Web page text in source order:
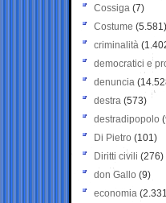
Cossiga (7)
Costume (5.581)
criminalità
democratici e
denuncia
destra (573)
destradipopolo
Di Pietro (101)
Diritti civili (276)
don Gallo (9)
economia